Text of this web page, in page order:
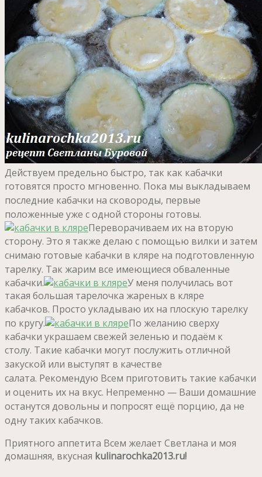
Действуем предельно быстро, так как кабачки
готовятся просто мгновенно. Пока мы выкладываем
последние кабачки на сковороды, первые
положенные уже с одной стороны готовы.
Переворачиваем их на вторую
сторону. Это я также делаю с помощью вилки и затем
снимаю готовые кабачки в кляре на подготовленную
тарелку. Так жарим все имеющиеся обваленные
кабачки.
У меня получилась вот
такая большая тарелочка жареных в кляре
кабачков. Просто укладываю их на плоскую тарелку
по кругу.
По желанию сверху
кабачки украшаем свежей зеленью и подаём к
столу. Такие кабачки могут послужить отличной
закуской или выступят в качестве
салата. Рекомендую Всем приготовить такие кабачки
и оценить их на вкус. Непременно — Ваши домашние
останутся довольны и попросят ещё порцию, да не
одну таких кабачков.
Приятного аппетита Всем желает Светлана и моя
домашняя, вкусная kulinarochka2013.ru!